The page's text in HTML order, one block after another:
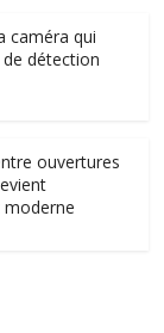
caméra qui
détection
ouvertures
moderne